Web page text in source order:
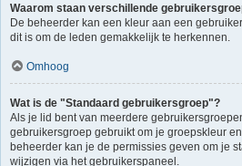
Waarom staan verschillende
De beheerder kan een kleur aan een
dit is om de leden gemakkelijk te herkennen.
Omhoog
Wat is de "Standaard gebruikersgroep"?
Als je lid bent van meerdere
gebruikersgroep gebruikt om je groepskleur
beheerder kan je de permissies geven om je
wijzigen via het gebruikerspaneel.